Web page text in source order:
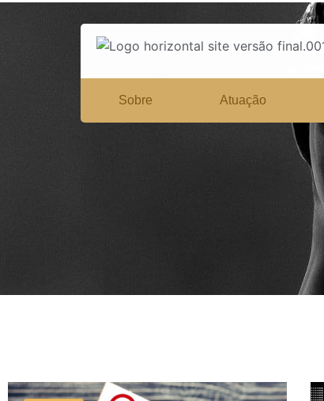
Sobre Atuação